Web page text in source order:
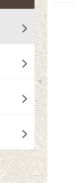
>
>
>
>